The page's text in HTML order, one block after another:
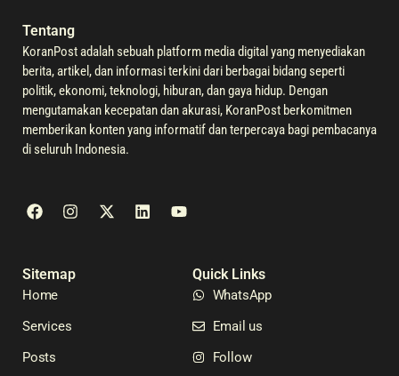
Tentang
KoranPost adalah sebuah platform media digital yang menyediakan
berita, artikel, dan informasi terkini dari berbagai bidang seperti
politik, ekonomi, teknologi, hiburan, dan gaya hidup. Dengan
mengutamakan kecepatan dan akurasi, KoranPost berkomitmen
memberikan konten yang informatif dan terpercaya bagi pembacanya
di seluruh Indonesia.
Sitemap
Home
Services
Posts
Quick Links
WhatsApp
Email us
Follow